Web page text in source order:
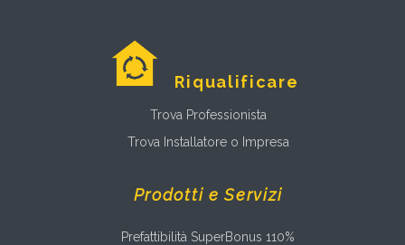
Riqualificare
Trova Professionista
Trova Installatore o Impresa
Prodotti e Servizi
Prefattibilità SuperBonus 110%